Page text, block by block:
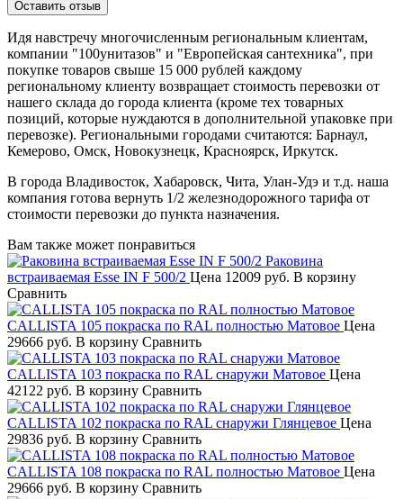
Идя навстречу многочисленным региональным клиентам,
компании "100унитазов" и "Европейская сантехника", при
покупке товаров свыше 15 000 рублей каждому
региональному клиенту возвращает стоимость перевозки от
нашего склада до города клиента (кроме тех товарных
позиций, которые нуждаются в дополнительной упаковке при
перевозке). Региональными городами считаются: Барнаул,
Кемерово, Омск, Новокузнецк, Красноярск, Иркутск.
В города Владивосток, Хабаровск, Чита, Улан-Удэ и т.д. наша
компания готова вернуть 1/2 железнодорожного тарифа от
стоимости перевозки до пункта назначения.
Вам также может понравиться
Раковина
встраиваемая Esse IN F 500/2 Цена 12009 руб. В корзину
Сравнить
CALLISTA 105 покраска по RAL полностью Матовое Цена
29666 руб. В корзину Сравнить
CALLISTA 103 покраска по RAL снаружи Матовое Цена
42122 руб. В корзину Сравнить
CALLISTA 102 покраска по RAL снаружи Глянцевое Цена
29836 руб. В корзину Сравнить
CALLISTA 108 покраска по RAL полностью Матовое Цена
29666 руб. В корзину Сравнить